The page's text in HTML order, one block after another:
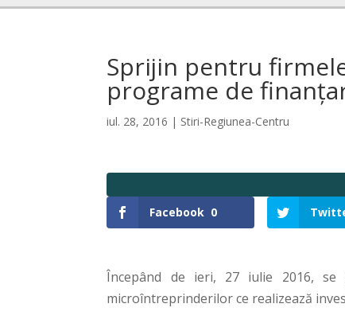
Sprijin pentru
programe de
iul. 28, 2016 | Stiri-Regiunea-Centru
Facebook 0
Începând de ieri, 27 iulie 2016,
microîntreprinderilor ce realizează